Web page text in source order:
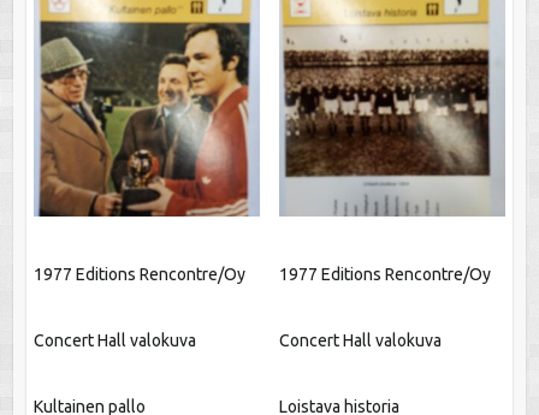
1977 Editions Rencontre/Oy
Concert Hall valokuva
Kultainen pallo
1977 Editions Rencontre/Oy
Concert Hall valokuva
Loistava historia